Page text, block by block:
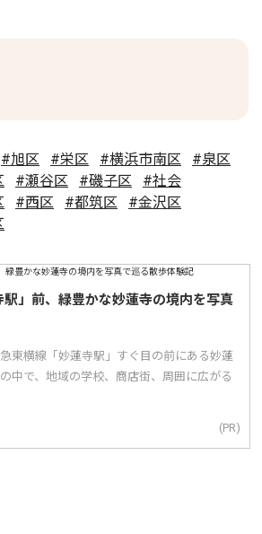
#旭区 #栄区 #横浜市南区
#泉区
#瀬谷区 #磯子区
#社会
#西区 #都筑区
#金沢区
」前、緑豊かな妙蓮寺の境内を写真
東横線「妙蓮寺駅」すぐ目の前にある妙蓮
中で、地域の学校、商店街、周囲に広がる
(PR)